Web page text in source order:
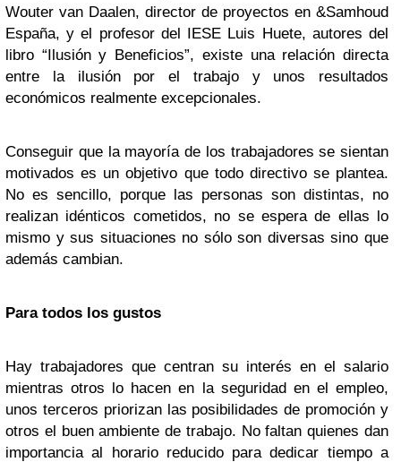
Wouter van Daalen, director de proyectos en &Samhoud
España, y el profesor del IESE Luis Huete, autores del
libro “Ilusión y Beneficios”, existe una relación directa
entre la ilusión por el trabajo y unos resultados
económicos realmente excepcionales.
Conseguir que la mayoría de los trabajadores se sientan
motivados es un objetivo que todo directivo se plantea.
No es sencillo, porque las personas son distintas, no
realizan idénticos cometidos, no se espera de ellas lo
mismo y sus situaciones no sólo son diversas sino que
además cambian.
Para todos los gustos
Hay trabajadores que centran su interés en el salario
mientras otros lo hacen en la seguridad en el empleo,
unos terceros priorizan las posibilidades de promoción y
otros el buen ambiente de trabajo. No faltan quienes dan
importancia al horario reducido para dedicar tiempo a